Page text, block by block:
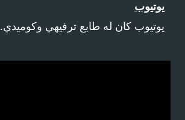
يوتيوب
يوتيوب كان له طابع ترفيهي وكوميدي.